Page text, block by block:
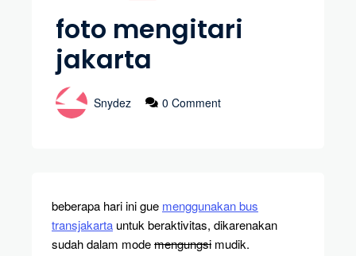
foto mengitari
jakarta
Snydez 0 Comment
beberapa hari ini gue menggunakan bus
transjakarta untuk beraktivitas, dikarenakan
sudah dalam modemengungsi mudik.